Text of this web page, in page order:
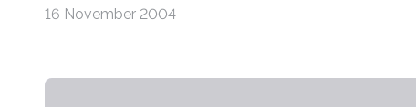
16 November 2004